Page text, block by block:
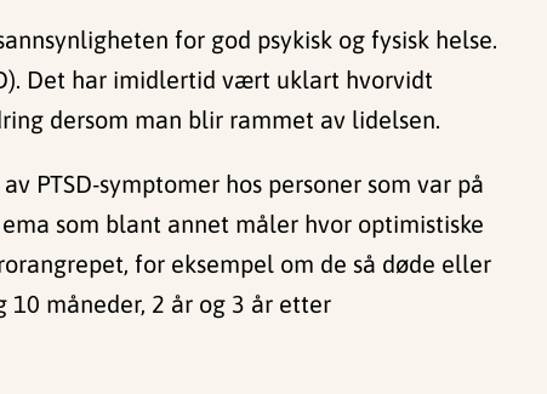
for god psykisk og fysisk helse.
Det har imidlertid vært uklart hvorvidt
dersom man blir rammet av lidelsen.
PTSD-symptomer hos personer som var på
som blant annet måler hvor optimistiske
for eksempel om de så døde eller
10 måneder, 2 år og 3 år etter